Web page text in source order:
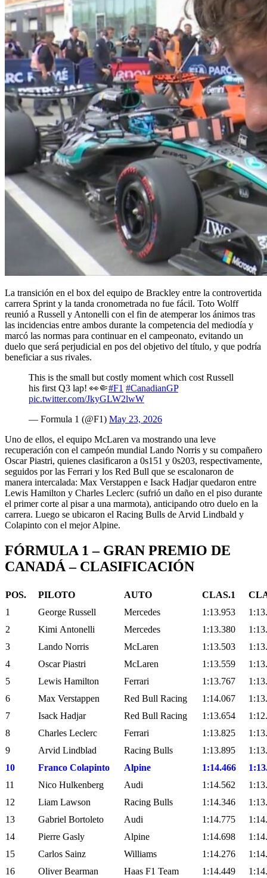
La transición en el box del equipo de Brackley entre la controvertida
carrera Sprint y la tanda cronometrada no fue fácil. Toto Wolff
reunió a Russell y Antonelli con el fin de atemperar los ánimos tras
las incidencias entre ambos durante la competencia del mediodía y
marcó las normas para continuar en el campeonato, evitando un
duelo que será perjudicial en pos del objetivo del título, y que podría
beneficiar a sus rivales.
This is the small but costly moment which cost Russell
his first Q3 lap! 👀🤏#F1 #CanadianGP
pic.twitter.com/JkyGLW2lwW
— Formula 1 (@F1) May 23, 2026
Uno de ellos, el equipo McLaren va mostrando una leve
recuperación con el campeón mundial Lando Norris y su compañero
Oscar Piastri, quienes clasificaron a 0s151 y 0s203, respectivamente,
seguidos por las Ferrari y los Red Bull que se escalonaron de
manera intercalada: Max Verstappen e Isack Hadjar quedaron entre
Lewis Hamilton y Charles Leclerc (sufrió un daño en el piso durante
el primer corte al pisar a una marmota), anticipando otro duelo en la
carrera. Luego se ubicaron el Racing Bulls de Arvid Lindbald y
Colapinto con el mejor Alpine.
FÓRMULA 1 – GRAN PREMIO DE
CANADÁ – CLASIFICACIÓN
POS. PILOTO AUTO CLAS.1
1
George Russell Mercedes 1:13.953
2
Kimi Antonelli Mercedes 1:13.380
3
Lando Norris McLaren 1:13.503
4
Oscar Piastri McLaren 1:13.559
5
Lewis Hamilton Ferrari 1:13.767
6
Max Verstappen Red Bull Racing 1:14.067
7
Isack Hadjar Red Bull Racing 1:13.654
8
Charles Leclerc Ferrari 1:13.825
9
Arvid Lindblad Racing Bulls 1:13.895
10
Franco Colapinto Alpine 1:14.466
11
Nico Hulkenberg Audi 1:14.562
12
Liam Lawson Racing Bulls 1:14.346
13
Gabriel Bortoleto Audi 1:14.775
14
Pierre Gasly Alpine 1:14.698
15
Carlos Sainz Williams 1:14.276
16
Oliver Bearman Haas F1 Team 1:14.449